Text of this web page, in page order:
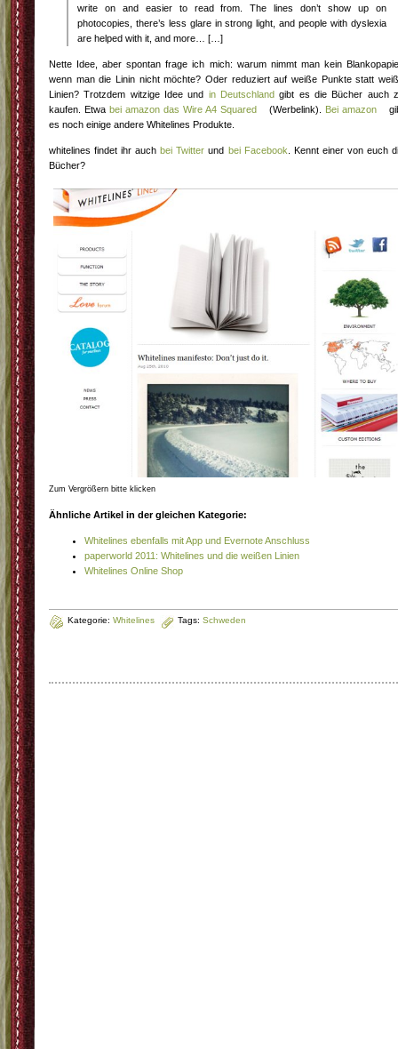
write on and easier to read from. The lines don’t show up on
photocopies, there’s less glare in strong light, and people with dyslexia
are helped with it, and more… […]
Nette Idee, aber spontan frage ich mich: warum nimmt man kein
wenn man die Linin nicht möchte? Oder reduziert auf weiße Punkte statt
Linien? Trotzdem witzige Idee und in Deutschland gibt es die Bücher auch
kaufen. Etwa bei amazon das Wire A4 Squared (Werbelink). Bei amazon
es noch einige andere Whitelines Produkte.
whitelines findet ihr auchbei Twitter und bei Facebook . Kennt einer von euch
Bücher?
Zum Vergrößern bitte klicken
Ähnliche Artikel in der gleichen Kategorie:
Whitelines ebenfalls mit App und Evernote Anschluss
paperworld 2011: Whitelines und die weißen Linien
Whitelines Online Shop
Kategorie: Whitelines Tags: Schweden